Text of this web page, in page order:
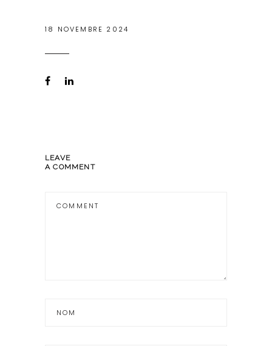
18 NOVEMBRE 2024
LEAVE
A COMMENT